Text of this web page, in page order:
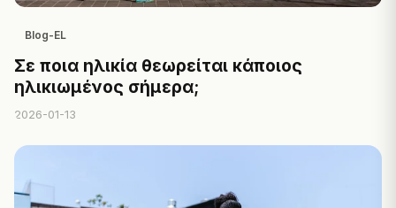
Blog-EL
Σε ποια ηλικία θεωρείται κάποιος
ηλικιωμένος σήμερα;
2026-01-13